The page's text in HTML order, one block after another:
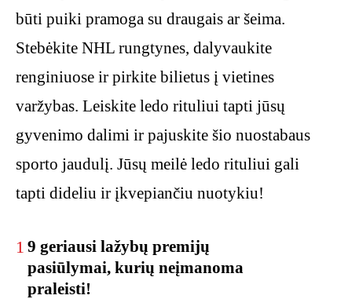
būti puiki pramoga su draugais ar šeima.
Stebėkite NHL rungtynes, dalyvaukite
renginiuose ir pirkite bilietus į vietines
varžybas. Leiskite ledo rituliui tapti jūsų
gyvenimo dalimi ir pajuskite šio nuostabaus
sporto jaudulį. Jūsų meilė ledo rituliui gali
tapti dideliu ir įkvepiančiu nuotykiu!
1 9 geriausi lažybų premijų
pasiūlymai, kurių neįmanoma
praleisti!